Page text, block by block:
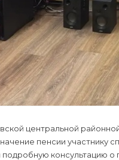
центральной
пенсии участнику
консультацию